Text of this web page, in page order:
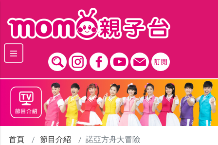
首頁 節目介紹 諾亞方舟大冒險